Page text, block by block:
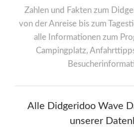
Zahlen und Fakten zum
von der Anreise bis zum
alle Informationen zum
Campingplatz,
Alle Didgeridoo Wave
unserer